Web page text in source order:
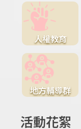
人權教育
地方輔導群
活動花絮